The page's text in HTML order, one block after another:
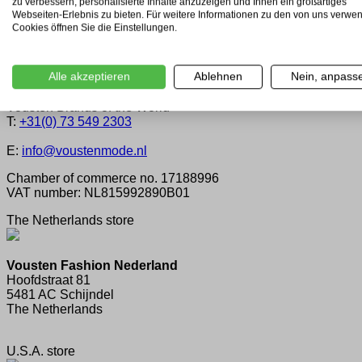
Über Vousten
Vousten Mode: Durch Königlichen Erlass Hoflieferant
Blog
KONTAKTINFORMATIONEN
T: +31(0) 73 549 2303
E: info@voustenmode.nl
Chamber of commerce no. 17188996
VAT number: NL815992890B01
The Netherlands store
Vousten Fashion Nederland
Hoofdstraat 81
5481 AC Schijndel
The Netherlands
U.S.A. store
Webseiten-Erlebnis zu bieten. Für weitere Informationen zu den von uns
Cookies öffnen Sie die Einstellungen.
Alle akzeptieren Ablehnen Nein,